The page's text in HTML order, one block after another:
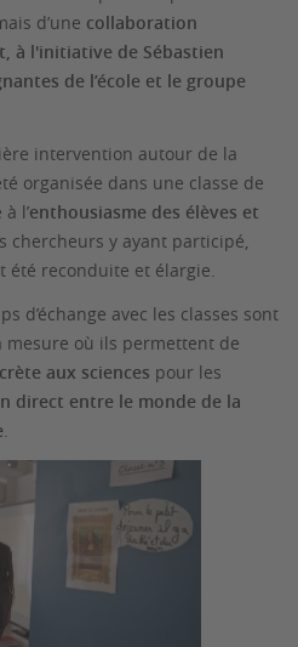
d’une collaboration
à l'initiative de Sébastien
de l’école et le groupe
intervention autour de la
organisée dans une classe de
l’enthousiasme des élèves et
chercheurs y ayant participé,
été reconduite et élargie.
d’échange avec les classes sont
où ils permettent de
aux sciences pour les
direct entre le monde de la
.